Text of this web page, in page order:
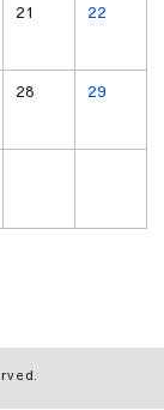
21 22
28 29